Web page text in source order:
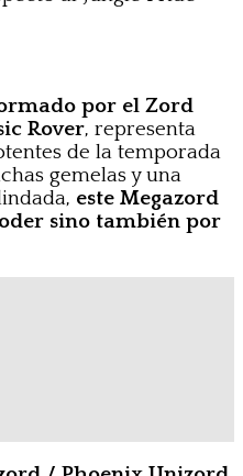
por el Zord
Rover, representa
de la temporada
gemelas y una
este Megazord
sino también por